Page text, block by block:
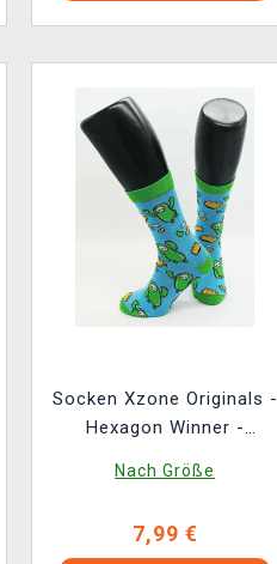
Socken Xzone Originals -
Hexagon Winner -
Nach Größe
7,99 €